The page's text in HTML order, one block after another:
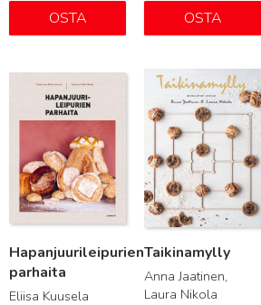
OSTA OSTA
Hapanjuurileipurien
parhaita
Eliisa Kuusela
Lue lisää
Taikinamylly
Anna Jaatinen,
Laura Nikola
Lue lisää